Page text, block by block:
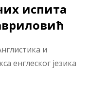
испита
и
енглеског језика